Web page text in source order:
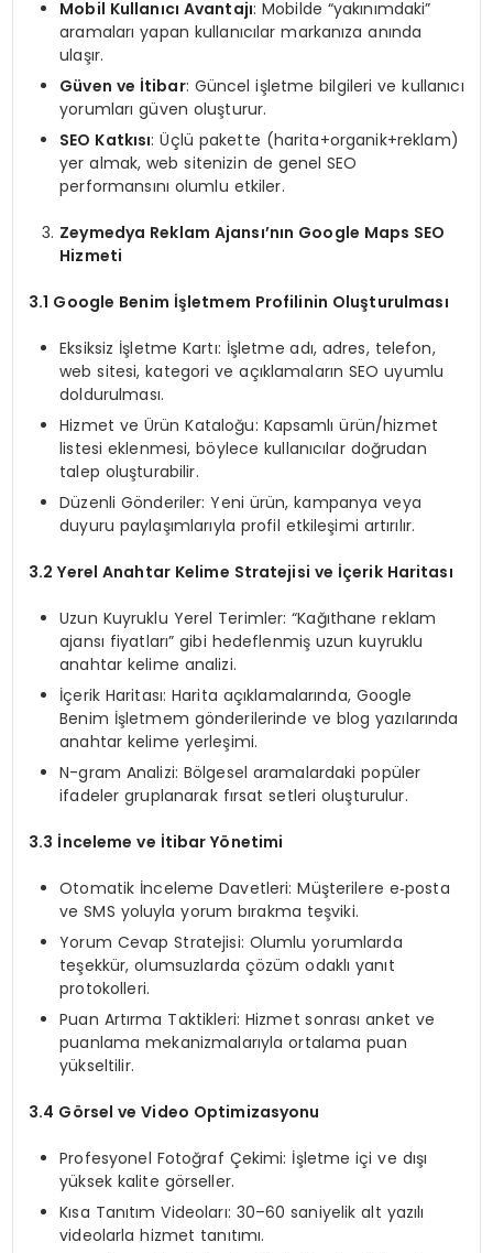
Mobil Kullanıcı Avantajı: Mobilde “yakınımdaki”
aramaları yapan kullanıcılar markanıza anında
ulaşır.
Güven ve İtibar: Güncel işletme bilgileri ve kullanıcı
yorumları güven oluşturur.
SEO Katkısı: Üçlü pakette (harita+organik+reklam)
yer almak, web sitenizin de genel SEO
performansını olumlu etkiler.
Zeymedya Reklam Ajansı’nın Google Maps SEO
Hizmeti
3.1 Google Benim İşletmem Profilinin Oluşturulması
Eksiksiz İşletme Kartı: İşletme adı, adres, telefon,
web sitesi, kategori ve açıklamaların SEO uyumlu
doldurulması.
Hizmet ve Ürün Kataloğu: Kapsamlı ürün/hizmet
listesi eklenmesi, böylece kullanıcılar doğrudan
talep oluşturabilir.
Düzenli Gönderiler: Yeni ürün, kampanya veya
duyuru paylaşımlarıyla profil etkileşimi artırılır.
3.2 Yerel Anahtar Kelime Stratejisi ve İçerik Haritası
Uzun Kuyruklu Yerel Terimler: “Kağıthane reklam
ajansı fiyatları” gibi hedeflenmiş uzun kuyruklu
anahtar kelime analizi.
İçerik Haritası: Harita açıklamalarında, Google
Benim İşletmem gönderilerinde ve blog yazılarında
anahtar kelime yerleşimi.
N-gram Analizi: Bölgesel aramalardaki popüler
ifadeler gruplanarak fırsat setleri oluşturulur.
3.3 İnceleme ve İtibar Yönetimi
Otomatik İnceleme Davetleri: Müşterilere e‑posta
ve SMS yoluyla yorum bırakma teşviki.
Yorum Cevap Stratejisi: Olumlu yorumlarda
teşekkür, olumsuzlarda çözüm odaklı yanıt
protokolleri.
Puan Artırma Taktikleri: Hizmet sonrası anket ve
puanlama mekanizmalarıyla ortalama puan
yükseltilir.
3.4 Görsel ve Video Optimizasyonu
Profesyonel Fotoğraf Çekimi: İşletme içi ve dışı
yüksek kalite görseller.
Kısa Tanıtım Videoları: 30–60 saniyelik alt yazılı
videolarla hizmet tanıtımı.